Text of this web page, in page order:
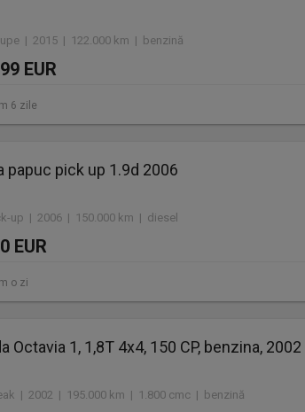
| 2015 | 122.000 km | benzină
EUR
6 zile
papuc pick up 1.9d 2006
up | 2006 | 150.000 km | diesel
EUR
o zi
Octavia 1, 1,8T 4x4, 150 CP, benzina, 2002
| 2002 | 195.000 km | 1.800 cmc | benzină